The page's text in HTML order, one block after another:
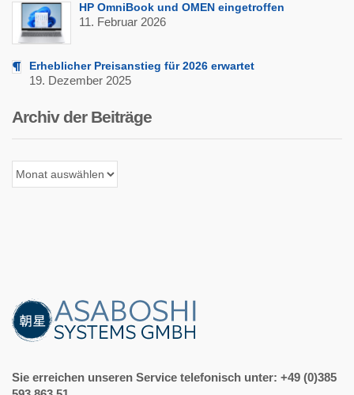
HP OmniBook und OMEN eingetroffen
11. Februar 2026
Erheblicher Preisanstieg für 2026 erwartet
19. Dezember 2025
Archiv der Beiträge
Archiv
der
Sie erreichen unseren Service telefonisch unter: +49 (0)385